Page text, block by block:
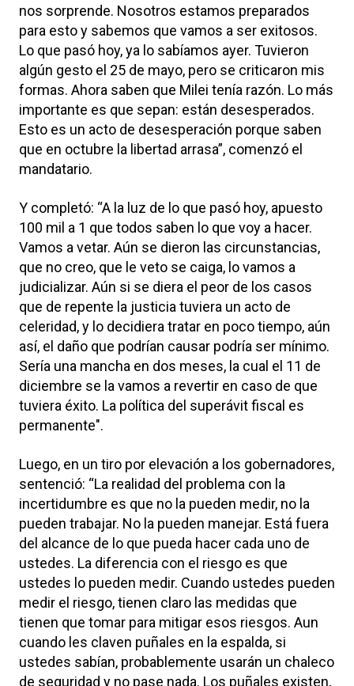
nos sorprende. Nosotros estamos preparados
para esto y sabemos que vamos a ser exitosos.
Lo que pasó hoy, ya lo sabíamos ayer. Tuvieron
algún gesto el 25 de mayo, pero se criticaron mis
formas. Ahora saben que Milei tenía razón. Lo más
importante es que sepan: están desesperados.
Esto es un acto de desesperación porque saben
que en octubre la libertad arrasa”, comenzó el
mandatario.
Y completó: “A la luz de lo que pasó hoy, apuesto
100 mil a 1 que todos saben lo que voy a hacer.
Vamos a vetar. Aún se dieron las circunstancias,
que no creo, que le veto se caiga, lo vamos a
judicializar. Aún si se diera el peor de los casos
que de repente la justicia tuviera un acto de
celeridad, y lo decidiera tratar en poco tiempo, aún
así, el daño que podrían causar podría ser mínimo.
Sería una mancha en dos meses, la cual el 11 de
diciembre se la vamos a revertir en caso de que
tuviera éxito. La política del superávit fiscal es
permanente".
Luego, en un tiro por elevación a los gobernadores,
sentenció: “La realidad del problema con la
incertidumbre es que no la pueden medir, no la
pueden trabajar. No la pueden manejar. Está fuera
del alcance de lo que pueda hacer cada uno de
ustedes. La diferencia con el riesgo es que
ustedes lo pueden medir. Cuando ustedes pueden
medir el riesgo, tienen claro las medidas que
tienen que tomar para mitigar esos riesgos. Aun
cuando les claven puñales en la espalda, si
ustedes sabían, probablemente usarán un chaleco
de seguridad y no pase nada. Los puñales existen,